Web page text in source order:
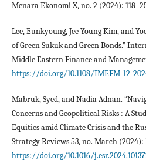
Menara Ekonomi X, no. 2 (2024):
Lee, Eunkyoung, Jee Young Kim, and
of Green Sukuk and Green Bonds.”
Middle Eastern Finance and
https://doi.org/10.1108/IMEFM-12-
Mabruk, Syed, and Nadia Adnan.
Concerns and Geopolitical Risks : A
Equities amid Climate Crisis and the
Strategy Reviews 53, no. March (2024):
https://doi.org/10.1016/